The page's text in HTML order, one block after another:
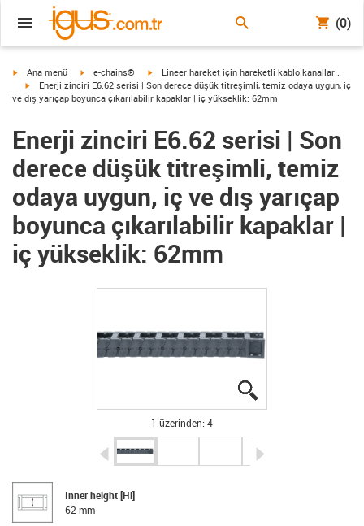
(0)
igus-icon-arrow-right
Ana menü igus-icon-arrow-right
e-chains® igus-icon-arrow-right
Lineer hareket için hareketli kablo kanalları.
igus-icon-arrow-right
Enerji zinciri E6.62 serisi | Son derece düşük titreşimli, temiz odaya uygun, iç
ve dış yarıçap boyunca çıkarılabilir kapaklar | iç yükseklik: 62mm
Enerji zinciri E6.62 serisi | Son
derece düşük titreşimli, temiz
odaya uygun, iç ve dış yarıçap
boyunca çıkarılabilir kapaklar |
iç yükseklik: 62mm
1 üzerinden: 4
igus-icon-arrow-left
Inner height [Hi]
62 mm